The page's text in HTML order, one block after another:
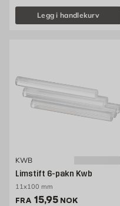
Legg i handlekurv
KWB
Limstift 6-pakn Kwb
11x100 mm
FRA Pris 15.95 NOK /stk
15,95 NOK